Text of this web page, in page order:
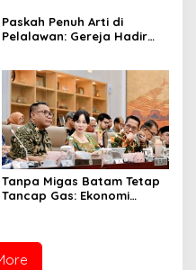
Paskah Penuh Arti di
Pelalawan: Gereja Hadir
Tanpa Migas Batam Tetap
Tancap Gas: Ekonomi